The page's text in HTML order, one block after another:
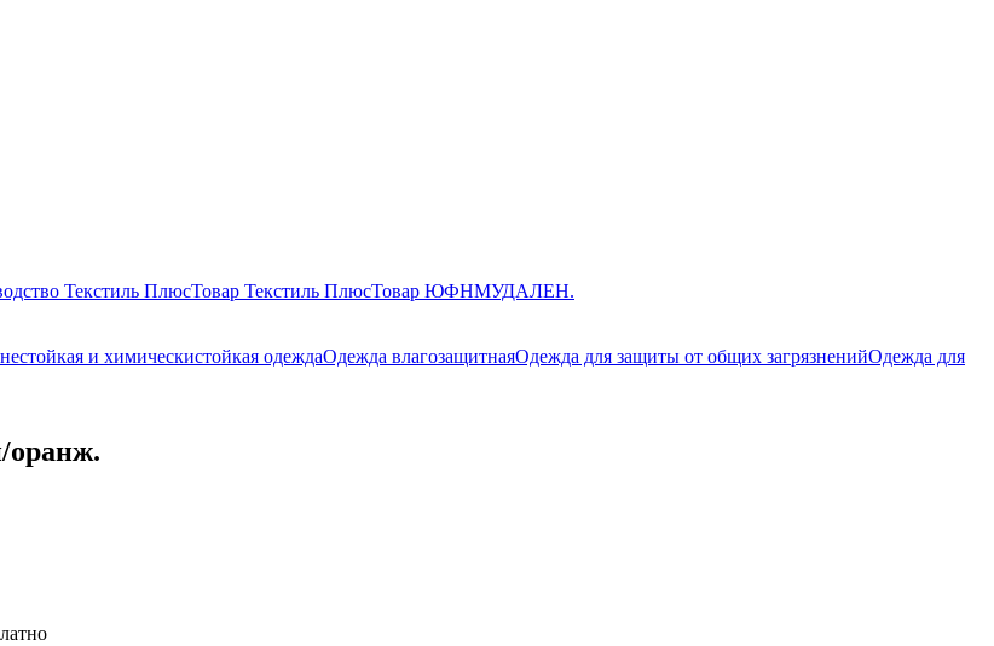
Текстиль ПлюсТовар Текстиль ПлюсТовар ЮФНМУДАЛЕН.
и химическистойкая одеждаОдежда влагозащитнаяОдежда для защиты от общих загрязненийОдежда для
оранж.